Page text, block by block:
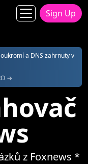
Sign Up
a DNS zahrnuty v
→
z Foxnews *